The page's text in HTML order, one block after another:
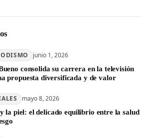
junio 1, 2026
consolida su carrera en la televisión
propuesta diversificada y de valor
mayo 8, 2026
la piel: el delicado equilibrio entre la salud